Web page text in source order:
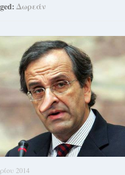
Δωρεάν
2014